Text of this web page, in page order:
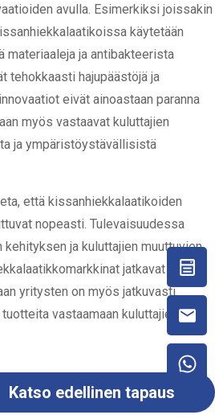
avulla. Esimerkiksi joissakin
käytetään
materiaaleja ja antibakteerista
tehokkaasti hajupäästöjä ja
eivät ainoastaan paranna
myös vastaavat kuluttajien
ja ympäristöystävällisistä
että kissanhiekkalaatikoiden
nopeasti. Tulevaisuudessa
kehityksen ja kuluttajien muuttuvien
jatkavat vahvaa
yritysten on myös jatkuvasti
vastaamaan kuluttajien
Katso edellinen tapaus